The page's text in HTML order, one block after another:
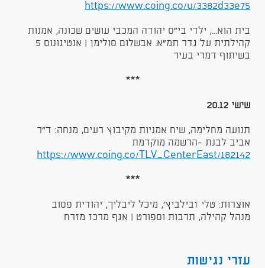
https://www.coing.co/u/3382d33e75
בית הוא..., ילדי בי״ס יהודה המכבי עושים שכונה, אמנות
קהילתית על גדר תמ״א. אבשלום סולימן | אנטיגונוס 5
בשיתוף דמרי בעיר
***
שישי 20.12
תנועה מחלימה, שיח אמניות מקיבוץ רעים, מנחה: ד״ר
אביב לבנת -הרשמה מוקדמת
https://www.coing.co/TLV_CenterEast/182142
***
אוצרות: טלי זבילביץ׳, מיכל ליבליך, יהודית פסוב
​​​​​מנהל קהילה, תרבות וספורט | אגף מרכז מזרח ​
עזרי נגישות